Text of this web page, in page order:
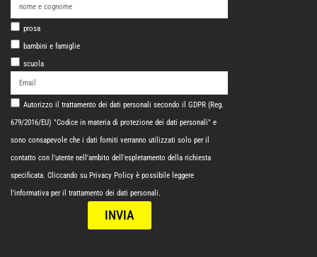
prosa
bambini e famiglie
scuola
Autorizzo il trattamento dei dati personali secondo il GDPR (Reg.
679/2016/EU) "Codice in materia di protezione dei dati personali" e
sono consapevole che i dati forniti verranno utilizzati solo per il
contatto con l'utente nell'ambito dell'espletamento della richiesta
specificata. Cliccando su Privacy Policy è possibile leggere
l'informativa per il trattamento dei dati personali.
INVIA